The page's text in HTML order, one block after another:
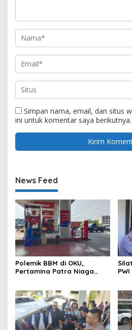
Simpan nama, email, dan situs
ini untuk komentar saya berikutnya.
News Feed
Polemik BBM di OKU,
Pertamina Patra Niaga
BBM Subsidi dan Perkuat
Pengawasan di Kabupaten
Ogan Komering Ulu